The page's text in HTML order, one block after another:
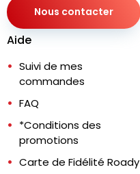
Nous contacter
Aide
Suivi de mes
commandes
FAQ
*Conditions des
promotions
Carte de Fidélité Roady